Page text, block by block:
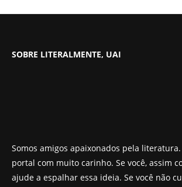
SOBRE LITERALMENTE, UAI
Somos amigos apaixonados pela
portal com muito carinho. Se você, assim
ajude a espalhar essa ideia. Se você não